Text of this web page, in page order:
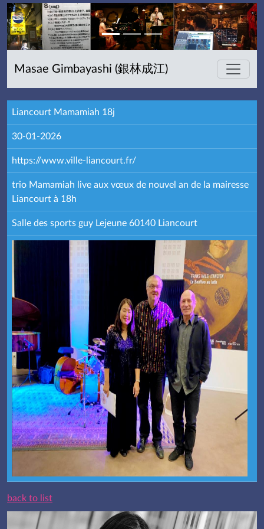
Masae Gimbayashi (銀林成江)
Liancourt Mamamiah 18j
30-01-2026
https://www.ville-liancourt.fr/
trio Mamamiah live aux vœux de nouvel an de la mairesse
Liancourt à 18h
Salle des sports guy Lejeune 60140 Liancourt
back to list